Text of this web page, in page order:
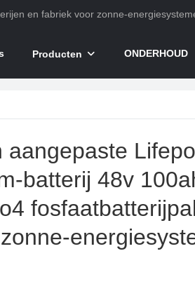
en fabriek voor zonne-
Producten ONDERHOUD
aangepaste
batterij 48v